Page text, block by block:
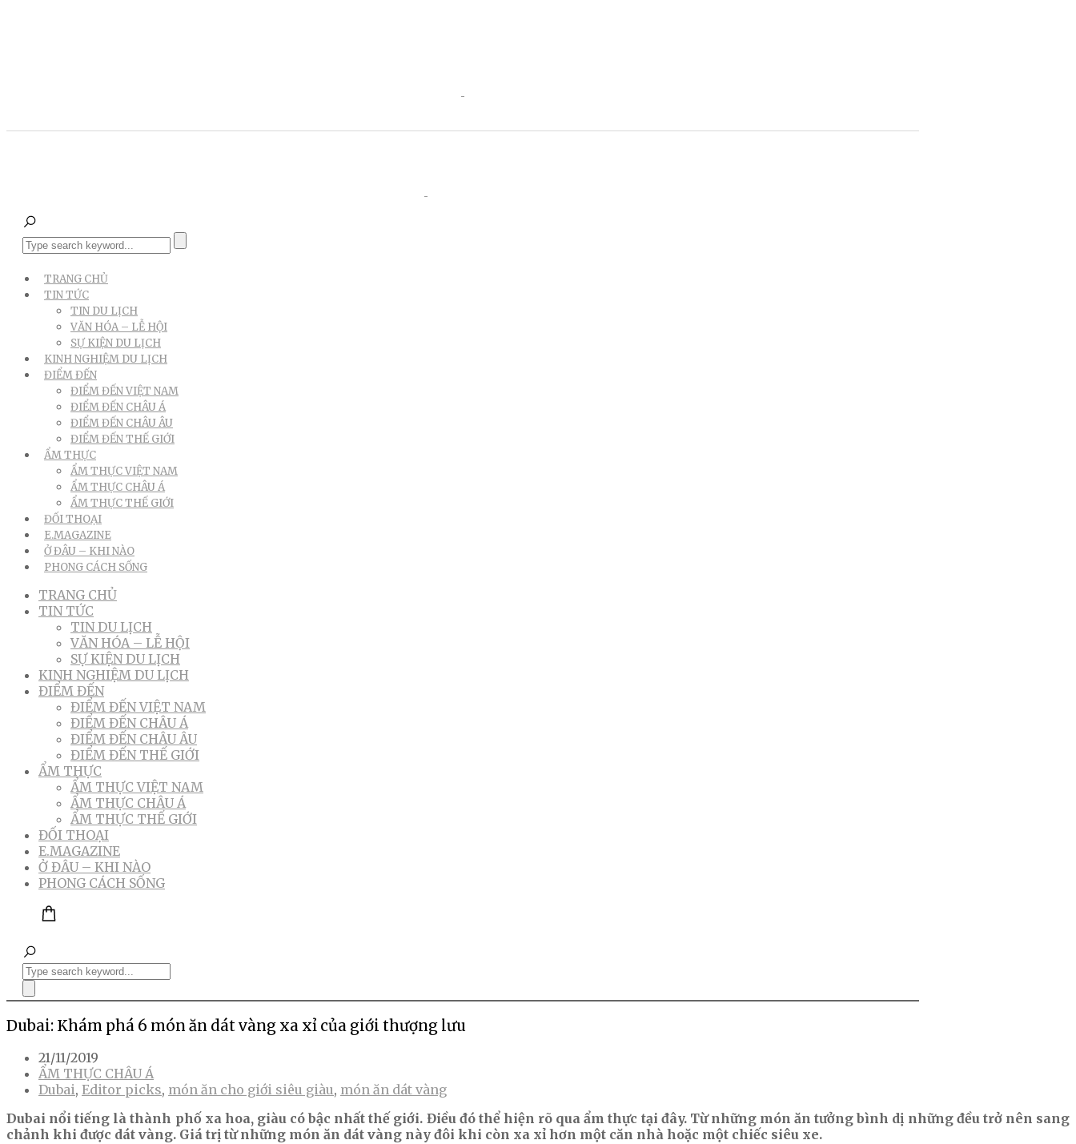
TRANG CHỦ
TIN TỨC
TIN DU LỊCH
VĂN HÓA – LỄ HỘI
SỰ KIỆN DU LỊCH
KINH NGHIỆM DU LỊCH
ĐIỂM ĐẾN
ĐIỂM ĐẾN VIỆT NAM
ĐIỂM ĐẾN CHÂU Á
ĐIỂM ĐẾN CHÂU ÂU
ĐIỂM ĐẾN THẾ GIỚI
ẨM THỰC
ẨM THỰC VIỆT NAM
ẨM THỰC CHÂU Á
ẨM THỰC THẾ GIỚI
ĐỐI THOẠI
E.MAGAZINE
Ở ĐÂU – KHI NÀO
PHONG CÁCH SỐNG
TRANG CHỦ
TIN TỨC
TIN DU LỊCH
VĂN HÓA – LỄ HỘI
SỰ KIỆN DU LỊCH
KINH NGHIỆM DU LỊCH
ĐIỂM ĐẾN
ĐIỂM ĐẾN VIỆT NAM
ĐIỂM ĐẾN CHÂU Á
ĐIỂM ĐẾN CHÂU ÂU
ĐIỂM ĐẾN THẾ GIỚI
ẨM THỰC
ẨM THỰC VIỆT NAM
ẨM THỰC CHÂU Á
ẨM THỰC THẾ GIỚI
ĐỐI THOẠI
E.MAGAZINE
Ở ĐÂU – KHI NÀO
PHONG CÁCH SỐNG
Dubai: Khám phá 6 món ăn dát vàng xa xỉ của giới thượng lưu
21/11/2019
ẨM THỰC CHÂU Á
Dubai, Editor picks, món ăn cho giới siêu giàu, món ăn dát vàng
Dubai nổi tiếng là thành phố xa hoa, giàu có bậc nhất thế giới. Điều đó thể hiện rõ qua ẩm thực tại đây. Từ những món ăn tưởng bình dị những đều trở nên sang
chảnh khi được dát vàng. Giá trị từ những món ăn dát vàng này đôi khi còn xa xỉ hơn một căn nhà hoặc một chiếc siêu xe.